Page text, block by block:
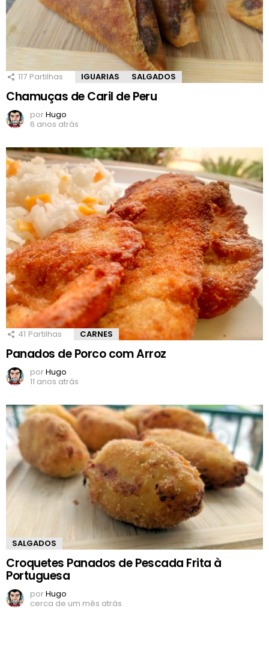
117 Partilhas IGUARIAS SALGADOS
Chamuças de Caril de Peru
porHugo
6 anos atrás
41 Partilhas CARNES
Panados de Porco com Arroz
porHugo
11 anos atrás
SALGADOS
Croquetes Panados de Pescada Frita à
Portuguesa
porHugo
cerca de um mês atrás